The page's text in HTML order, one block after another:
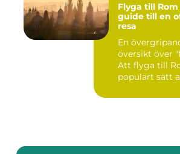
Flyga till
guide till en
resa
En
översikt över
Att flyga till
populärt sätt